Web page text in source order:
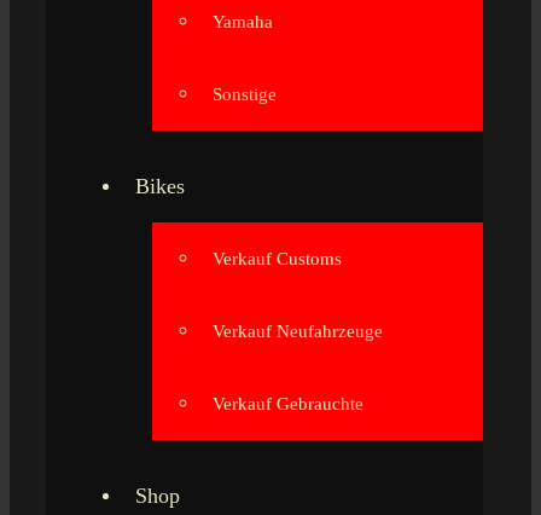
Yamaha
Sonstige
Bikes
Verkauf Customs
Verkauf Neufahrzeuge
Verkauf Gebrauchte
Shop